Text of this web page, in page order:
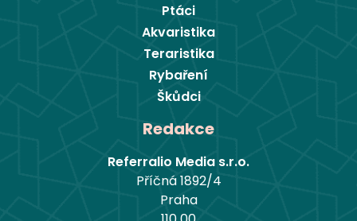
Ptáci
Akvaristika
Teraristika
Rybaření
Škůdci
Redakce
Referralio Media s.r.o.
Příčná 1892/4
Praha